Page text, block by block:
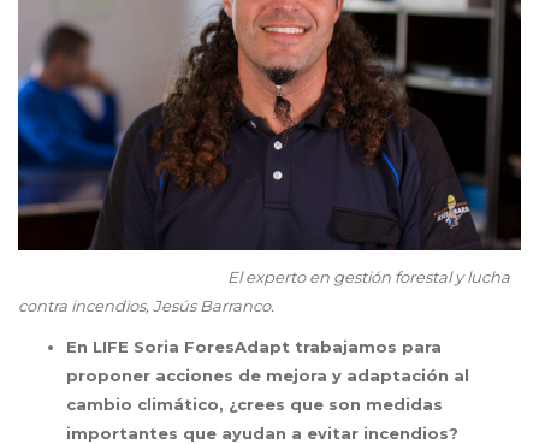
El experto en gestión forestal y lucha
contra incendios, Jesús Barranco.
En LIFE Soria ForesAdapt trabajamos para
proponer acciones de mejora y adaptación al
cambio climático, ¿crees que son medidas
importantes que ayudan a evitar incendios?